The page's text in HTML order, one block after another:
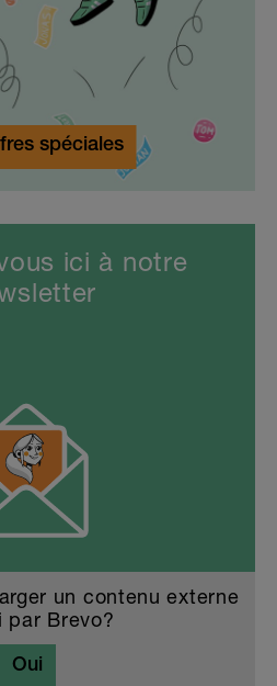
spéciales
ici à notre
un contenu externe
par Brevo?
Oui